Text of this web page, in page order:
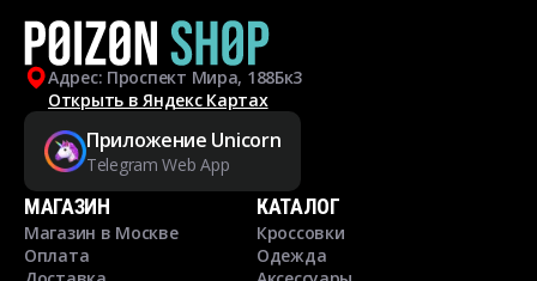
Адрес: Проспект Мира, 188Бк3
Открыть в Яндекс Картах
Приложение Unicorn
Telegram Web App
МАГАЗИН
Магазин в Москве
Оплата
КАТАЛОГ
Кроссовки
Одежда